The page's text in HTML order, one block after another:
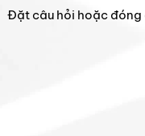
Đặt câu hỏi hoặc đóng